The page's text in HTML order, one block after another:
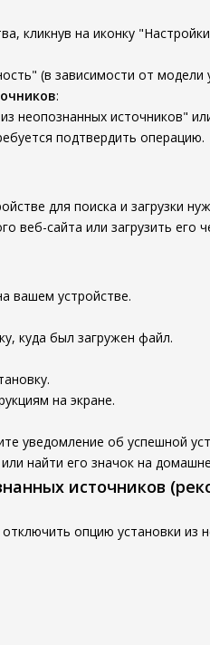
кликнув на иконку
(в зависимости от модели
:
неопознанных источников"
подтвердить операцию.
для поиска и загрузки
веб-сайта или загрузить его
вашем устройстве.
куда был загружен файл.
на экране.
уведомление об успешной
найти его значок на
источников
опцию установки из